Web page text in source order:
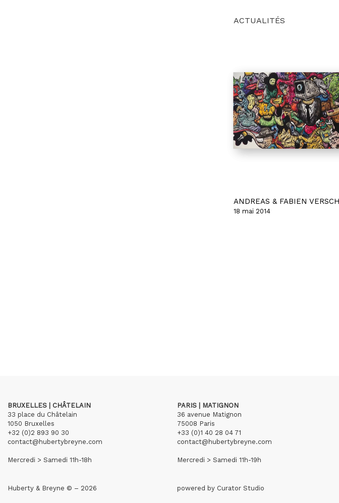
ACTUALITÉS
ANDREAS & FABIEN
18 mai 2014
BRUXELLES | CHÂTELAIN
33 place du Châtelain
1050 Bruxelles
+32 (0)2 893 90 30
contact@hubertybreyne.com
Mercredi > Samedi 11h-18h
PARIS | MATIGNON
36 avenue Matignon
75008 Paris
+33 (0)1 40 28 04 71
contact@hubertybreyne.com
Mercredi > Samedi 11h-19h
Huberty & Breyne © – 2026 powered by Curator Studio